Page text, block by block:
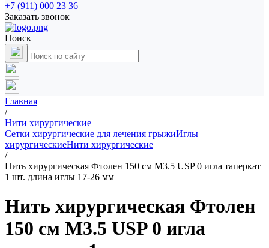
+7 (911) 000 23 36
Заказать звонок
Поиск
Главная
/
Нити хирургические
Сетки хирургические для лечения грыжиИглы
хирургическиеНити хирургические
/
Нить хирургическая Фтолен 150 см М3.5 USP 0 игла таперкат
1 шт. длина иглы 17-26 мм
Нить хирургическая Фтолен
150 см М3.5 USP 0 игла